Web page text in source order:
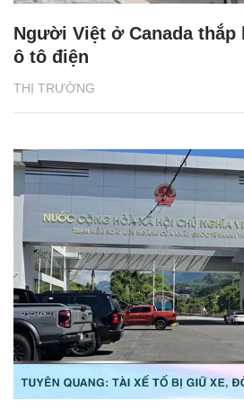
THỊ TRƯỜNG
Người Việt ở Canada
ô tô điện